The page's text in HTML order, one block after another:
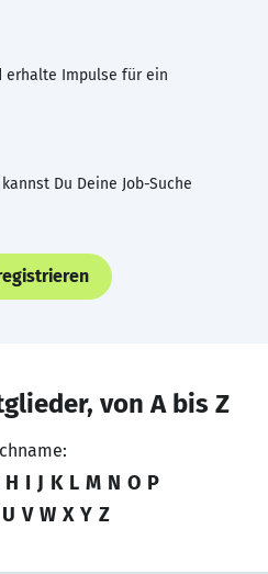
erhalte Impulse für ein
Du Deine Job-Suche
von A bis Z
H I J K L M N O P
U V W X Y Z